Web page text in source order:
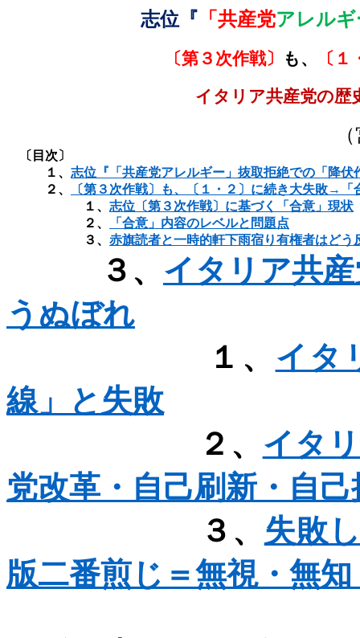
志位『 「共産党アレルギ
〔第３次作戦〕 も、
〔
イタリア共産党の歴
〔目次〕
１、 志位『「共産党アレルギー」抜取拒絶での「降伏
２、
〔第３次作戦〕も、〔１・２〕に続き大失敗→「
１、 志位〔第３次作戦〕に基づく「合意」現状
２、
「合意」内容のレベルと問題点
３、 赤旗読者と一時的軒下雨宿り有権者はどう
３、 イタリア共
うぬぼれ
１、 イタ
線」と失敗
２、 イタ
党改革・自己刷新・自己
３、 失敗
版二番煎じ＝無視・無知